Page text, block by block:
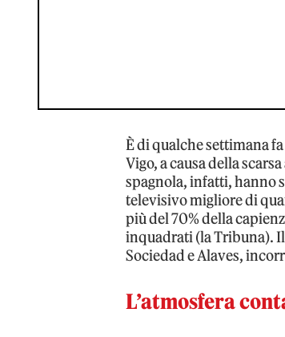
È di qualche settimana
Vigo, a causa della
spagnola, infatti, hanno
televisivo migliore di
più del 70% della
inquadrati (la Tribuna).
Sociedad e Alaves,
L’atmosfera